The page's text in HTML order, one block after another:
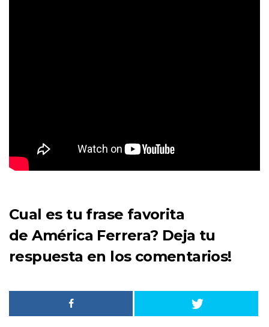
Cual es tu frase favorita
deAmérica Ferrera? Deja tu
respuesta en los comentarios!